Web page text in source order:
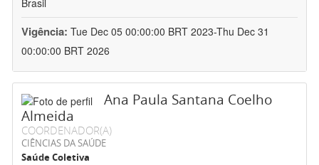
Brasil
Vigência: Tue Dec 05 00:00:00 BRT 2023-Thu Dec 31
00:00:00 BRT 2026
Ana Paula Santana Coelho
Almeida
COORDENADOR(A)
CIÊNCIAS DA SAÚDE
Saúde Coletiva